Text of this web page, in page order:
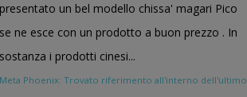
presentato un bel modello chissa' magari Pico
se ne esce con un prodotto a buon prezzo . In
sostanza i prodotti cinesi...
Meta Phoenix: Trovato riferimento all'interno dell'ultimo